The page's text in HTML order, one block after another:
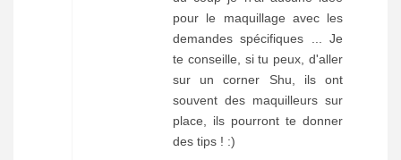
pour le maquillage avec les
demandes spécifiques ... Je
te conseille, si tu peux, d'aller
sur un corner Shu, ils ont
souvent des maquilleurs sur
place, ils pourront te donner
des tips ! :)